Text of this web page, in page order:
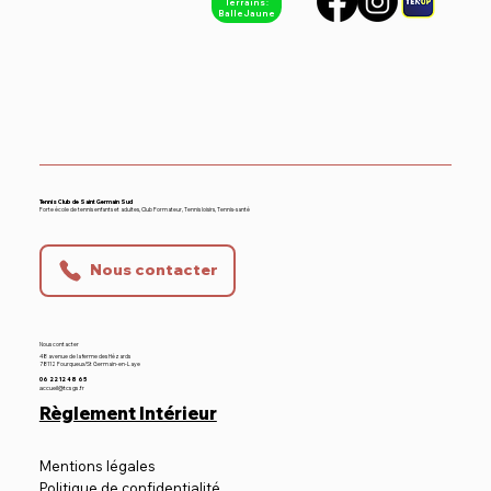
RV le 31/05/2026 Dès 9h
Championnat de France - TC SGS -
Terrains :
Balle Jaune
Tennis Club de Saint Germain Sud
Forte école de tennis enfants et adultes, Club Formateur, Tennis loisirs, Tennis-santé
Nous contacter
Nous contacter
48 avenue de la ferme des Hézards
78112 Fourqueux/St Germain-en-Laye
06 22 12 48 65
accueil@tcsgs.fr
Règlement Intérieur
Mentions légales